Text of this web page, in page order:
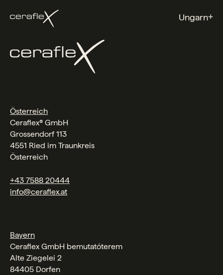
Ungarn+
Österreich
Ceraflex® GmbH
Grossendorf 113
4551 Ried im Traunkreis
Österreich
+43 7588 20444
info@ceraflex.at
Bayern
Ceraflex GmbH bemutatóterem
Alte Ziegelei 2
84405 Dorfen